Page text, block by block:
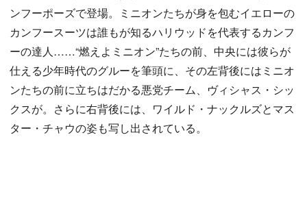
ンフーポーズで登場。ミニオンたちが身を包むイエローの
カンフースーツは誰もが知るハリウッドを代表するカンフ
ーの達人……“燃えよミニオン”たちの前、中央には彼らが
仕える少年時代のグルーを筆頭に、その左背後にはミニオ
ンたちの前に立ちはだかる悪党チーム、ヴィシャス・シッ
クスが。さらに右背後には、ワイルド・ナックルズとマス
ター・チャウの姿も写し出されている。